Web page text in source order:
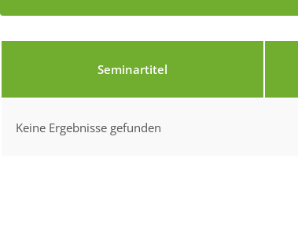
Seminartitel
Keine Ergebnisse gefunden